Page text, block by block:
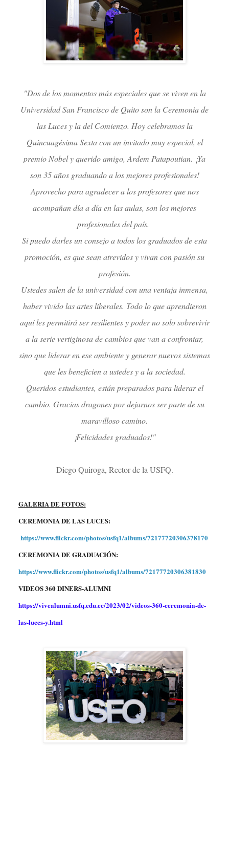
"Dos de los momentos más especiales que se viven en la
Universidad San Francisco de Quito son la Ceremonia de
las Luces y la del Comienzo. Hoy celebramos la
Quincuagésima Sexta con un invitado muy especial, el
premio Nobel y querido amigo, Ardem Patapoutian. ¡Ya
son 35 años graduando a los mejores profesionales!
Aprovecho para agradecer a los profesores que nos
acompañan día a día en las aulas, son los mejores
profesionales del país.
Si puedo darles un consejo a todos los graduados de esta
promoción, es que sean atrevidos y vivan con pasión su
profesión.
Ustedes salen de la universidad con una ventaja inmensa,
haber vivido las artes liberales. Todo lo que aprendieron
aquí les permitirá ser resilientes y poder no solo sobrevivir
a la serie vertiginosa de cambios que van a confrontar,
sino que liderar en ese ambiente y generar nuevos sistemas
que les beneficien a ustedes y a la sociedad.
Queridos estudiantes, están preparados para liderar el
cambio. Gracias dragones por dejarnos ser parte de su
maravilloso camino.
¡Felicidades graduados!"
Diego Quiroga, Rector de la USFQ.
GALERIA DE FOTOS:
CEREMONIA DE LAS LUCES:
https://www.flickr.com/photos/usfq1/albums/72177720306378170
CEREMONIA DE GRADUACIÓN:
https://www.flickr.com/photos/usfq1/albums/72177720306381830
VIDEOS 360 DINERS-ALUMNI
https://vivealumni.usfq.edu.ec/2023/02/videos-360-ceremonia-de-
las-luces-y.html